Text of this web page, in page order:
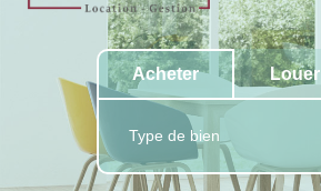
Acheter Louer
Type de bien